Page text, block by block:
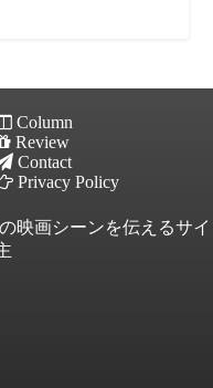
Column
Review
Contact
Privacy Policy
映画シーンを伝えるサイ